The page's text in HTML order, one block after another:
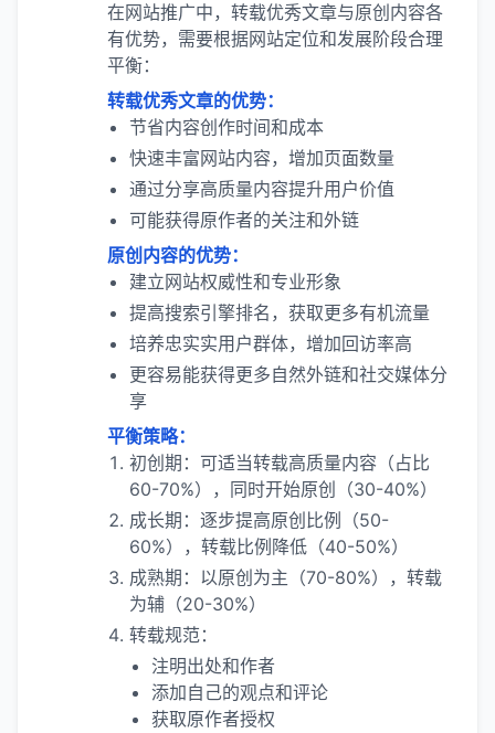
在网站推广中，转载优秀文章与原创内容各
有优势，需要根据网站定位和发展阶段合理
平衡：
转载优秀文章的优势：
节省内容创作时间和成本
快速丰富网站内容，增加页面数量
通过分享高质量内容提升用户价值
可能获得原作者的关注和外链
原创内容的优势：
建立网站权威性和专业形象
提高搜索引擎排名，获取更多有机流量
培养忠实实用户群体，增加回访率高
更容易能获得更多自然外链和社交媒体分
享
平衡策略：
初创期：可适当转载高质量内容（占比
60-70%），同时开始原创（30-40%）
成长期：逐步提高原创比例（50-
60%），转载比例降低（40-50%）
成熟期：以原创为主（70-80%），转载
为辅（20-30%）
转载规范：
注明出处和作者
添加自己的观点和评论
获取原作者授权